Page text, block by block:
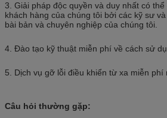
3. Giải pháp độc quyền và duy nhất có
khách hàng của chúng tôi bởi các kỹ sư
bài bản và chuyên nghiệp của chúng tôi.
4. Đào tạo kỹ thuật miễn phí về cách sử
5. Dịch vụ gỡ lỗi điều khiển từ xa miễn phí
Câu hỏi thường gặp: